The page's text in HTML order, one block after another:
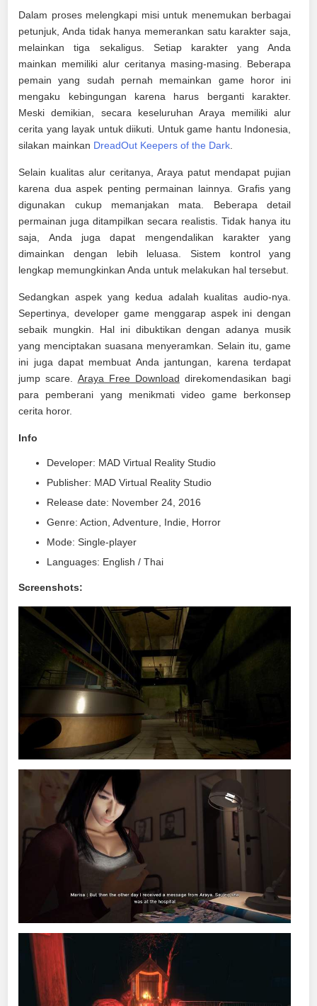
Dalam proses melengkapi misi untuk menemukan berbagai
petunjuk, Anda tidak hanya memerankan satu karakter saja,
melainkan tiga sekaligus. Setiap karakter yang Anda
mainkan memiliki alur ceritanya masing-masing. Beberapa
pemain yang sudah pernah memainkan game horor ini
mengaku kebingungan karena harus berganti karakter.
Meski demikian, secara keseluruhan Araya memiliki alur
cerita yang layak untuk diikuti. Untuk game hantu Indonesia,
silakan mainkan DreadOut Keepers of the Dark
Selain kualitas alur ceritanya, Araya patut mendapat pujian
karena dua aspek penting permainan lainnya. Grafis yang
digunakan cukup memanjakan mata. Beberapa detail
permainan juga ditampilkan secara realistis. Tidak hanya itu
saja, Anda juga dapat mengendalikan karakter yang
dimainkan dengan lebih leluasa. Sistem kontrol yang
lengkap memungkinkan Anda untuk melakukan hal tersebut.
Sedangkan aspek yang kedua adalah kualitas audio-nya.
Sepertinya, developer game menggarap aspek ini dengan
sebaik mungkin. Hal ini dibuktikan dengan adanya musik
yang menciptakan suasana menyeramkan. Selain itu, game
ini juga dapat membuat Anda jantungan, karena terdapat
jump scare. Araya Free Download direkomendasikan bagi
para pemberani yang menikmati video game berkonsep
cerita horor.
Info
Developer: MAD Virtual Reality Studio
Publisher: MAD Virtual Reality Studio
Release date: November 24, 2016
Genre: Action, Adventure, Indie, Horror
Mode: Single-player
Languages: English / Thai
Screenshots: